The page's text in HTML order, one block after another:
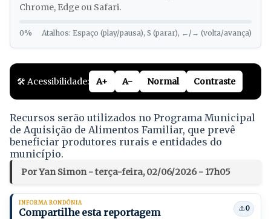
Chrome, Edge ou Safari.
0% Atalhos: Espaço (play/pausa), S (parar), ←/→ (volta/avança)
🛠️ Acessibilidade: A+ A- Normal Contraste
Recursos serão utilizados no Programa Municipal
de Aquisição de Alimentos Familiar, que prevê
beneficiar produtores rurais e entidades do
município.
Por Yan Simon - terça-feira, 02/06/2026 - 17h05
INFORMA RONDÔNIA
Compartilhe esta reportagem 0